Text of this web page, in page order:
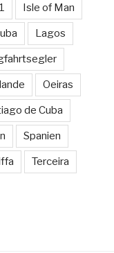
Isle of Man
Lagos
Oeiras
de Cuba
Spanien
Terceira